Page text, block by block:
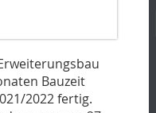
Bauzeit
2022 fertig.